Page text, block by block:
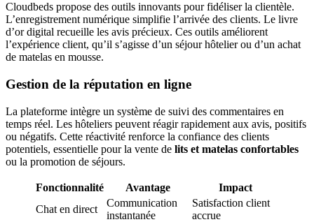
Cloudbeds propose des outils innovants pour fidéliser la clientèle.
L’enregistrement numérique simplifie l’arrivée des clients. Le livre
d’or digital recueille les avis précieux. Ces outils améliorent
l’expérience client, qu’il s’agisse d’un séjour hôtelier ou d’un achat
de matelas en mousse.
Gestion de la réputation en ligne
La plateforme intègre un système de suivi des commentaires en
temps réel. Les hôteliers peuvent réagir rapidement aux avis, positifs
ou négatifs. Cette réactivité renforce la confiance des clients
potentiels, essentielle pour la vente de lits et matelas confortables
ou la promotion de séjours.
Fonctionnalité Avantage
Impact
Chat en direct
Communication
instantanée
Satisfaction client
accrue